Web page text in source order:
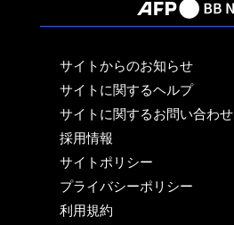
サイトからのお知らせ
サイトに関するヘルプ
サイトに関するお問い合わせ
採用情報
サイトポリシー
プライバシーポリシー
利用規約